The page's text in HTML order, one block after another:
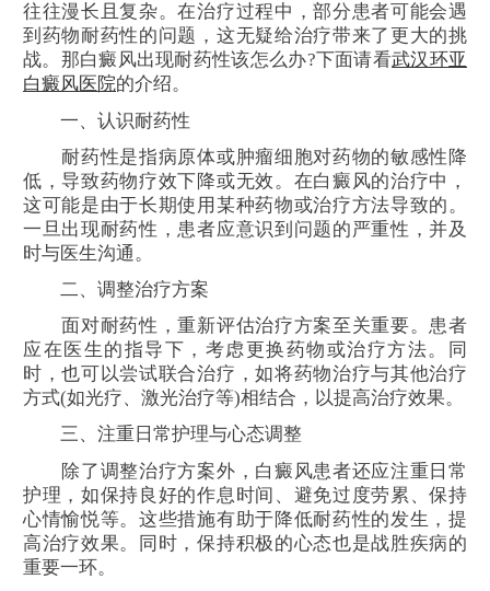
往往漫长且复杂。在治疗过程中，部分患者可能会遇
到药物耐药性的问题，这无疑给治疗带来了更大的挑
战。那白癜风出现耐药性该怎么办?下面请看武汉环亚
白癜风医院的介绍。
一、认识耐药性
耐药性是指病原体或肿瘤细胞对药物的敏感性降
低，导致药物疗效下降或无效。在白癜风的治疗中，
这可能是由于长期使用某种药物或治疗方法导致的。
一旦出现耐药性，患者应意识到问题的严重性，并及
时与医生沟通。
二、调整治疗方案
面对耐药性，重新评估治疗方案至关重要。患者
应在医生的指导下，考虑更换药物或治疗方法。同
时，也可以尝试联合治疗，如将药物治疗与其他治疗
方式(如光疗、激光治疗等)相结合，以提高治疗效果。
三、注重日常护理与心态调整
除了调整治疗方案外，白癜风患者还应注重日常
护理，如保持良好的作息时间、避免过度劳累、保持
心情愉悦等。这些措施有助于降低耐药性的发生，提
高治疗效果。同时，保持积极的心态也是战胜疾病的
重要一环。